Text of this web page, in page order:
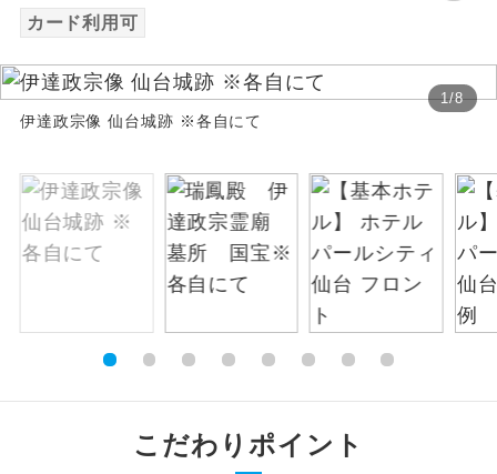
カード利用可
1/8
伊達政宗像 仙台城跡 ※各自にて
こだわりポイント
世界遺産
絶景 絶景スポットに立ち寄るコースです。
露天風呂
ご宿泊ホテルに露天風呂が付いていま
ご宿泊ホテルに大浴場が付いています。
全食事付き
事の心配はいりません。（機内食を除
お部屋食
お部屋にてゆっくりとお召し上がりいた
だけます。